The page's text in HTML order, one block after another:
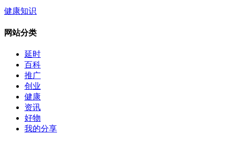
健康知识
网站分类
延时
百科
推广
创业
健康
资讯
好物
我的分享